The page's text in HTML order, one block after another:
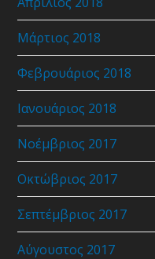
Μάρτιος 2018
Φεβρουάριος 2018
Ιανουάριος 2018
Νοέμβριος 2017
Οκτώβριος 2017
Σεπτέμβριος 2017
Αύγουστος 2017